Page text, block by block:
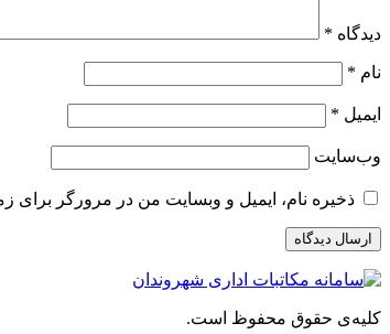
دیدگاه *
نام *
ایمیل *
وب‌سایت
ذخیره نام، ایمیل و وبسایت من در مرورگر برای
کلیه‌ی حقوق محفوظ است.